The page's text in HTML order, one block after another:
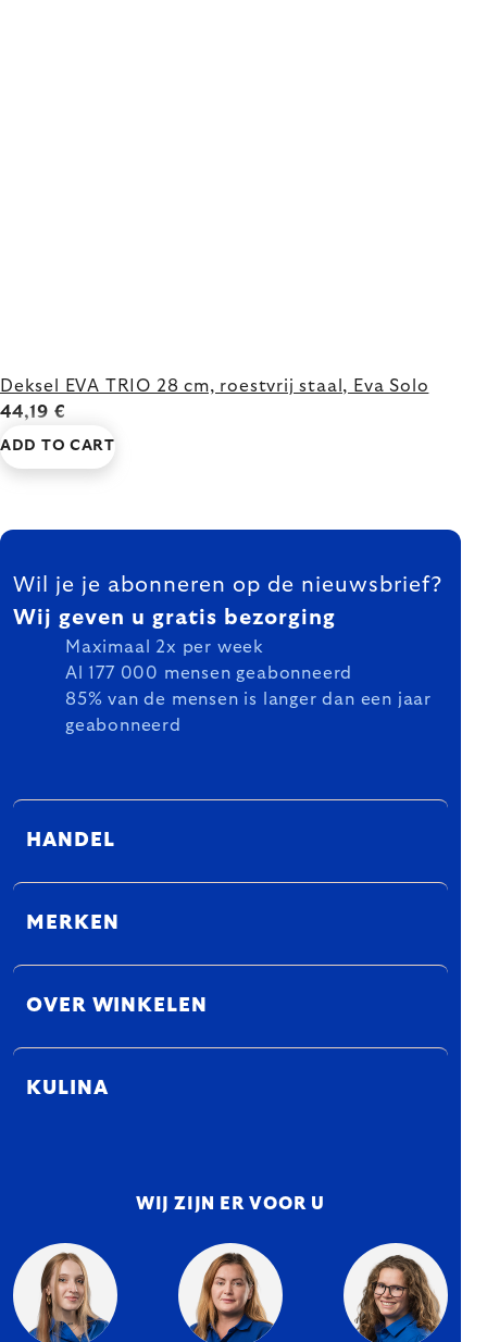
Deksel EVA TRIO 28 cm, roestvrij staal, Eva Solo
44,19 €
ADD TO CART
FOOTER
Wil je je abonneren op de nieuwsbrief?
Wij geven u gratis bezorging
Maximaal 2x per week
Al 177 000 mensen geabonneerd
85% van de mensen is langer dan een jaar
geabonneerd
HANDEL
MERKEN
OVER WINKELEN
KULINA
WIJ ZIJN ER VOOR U